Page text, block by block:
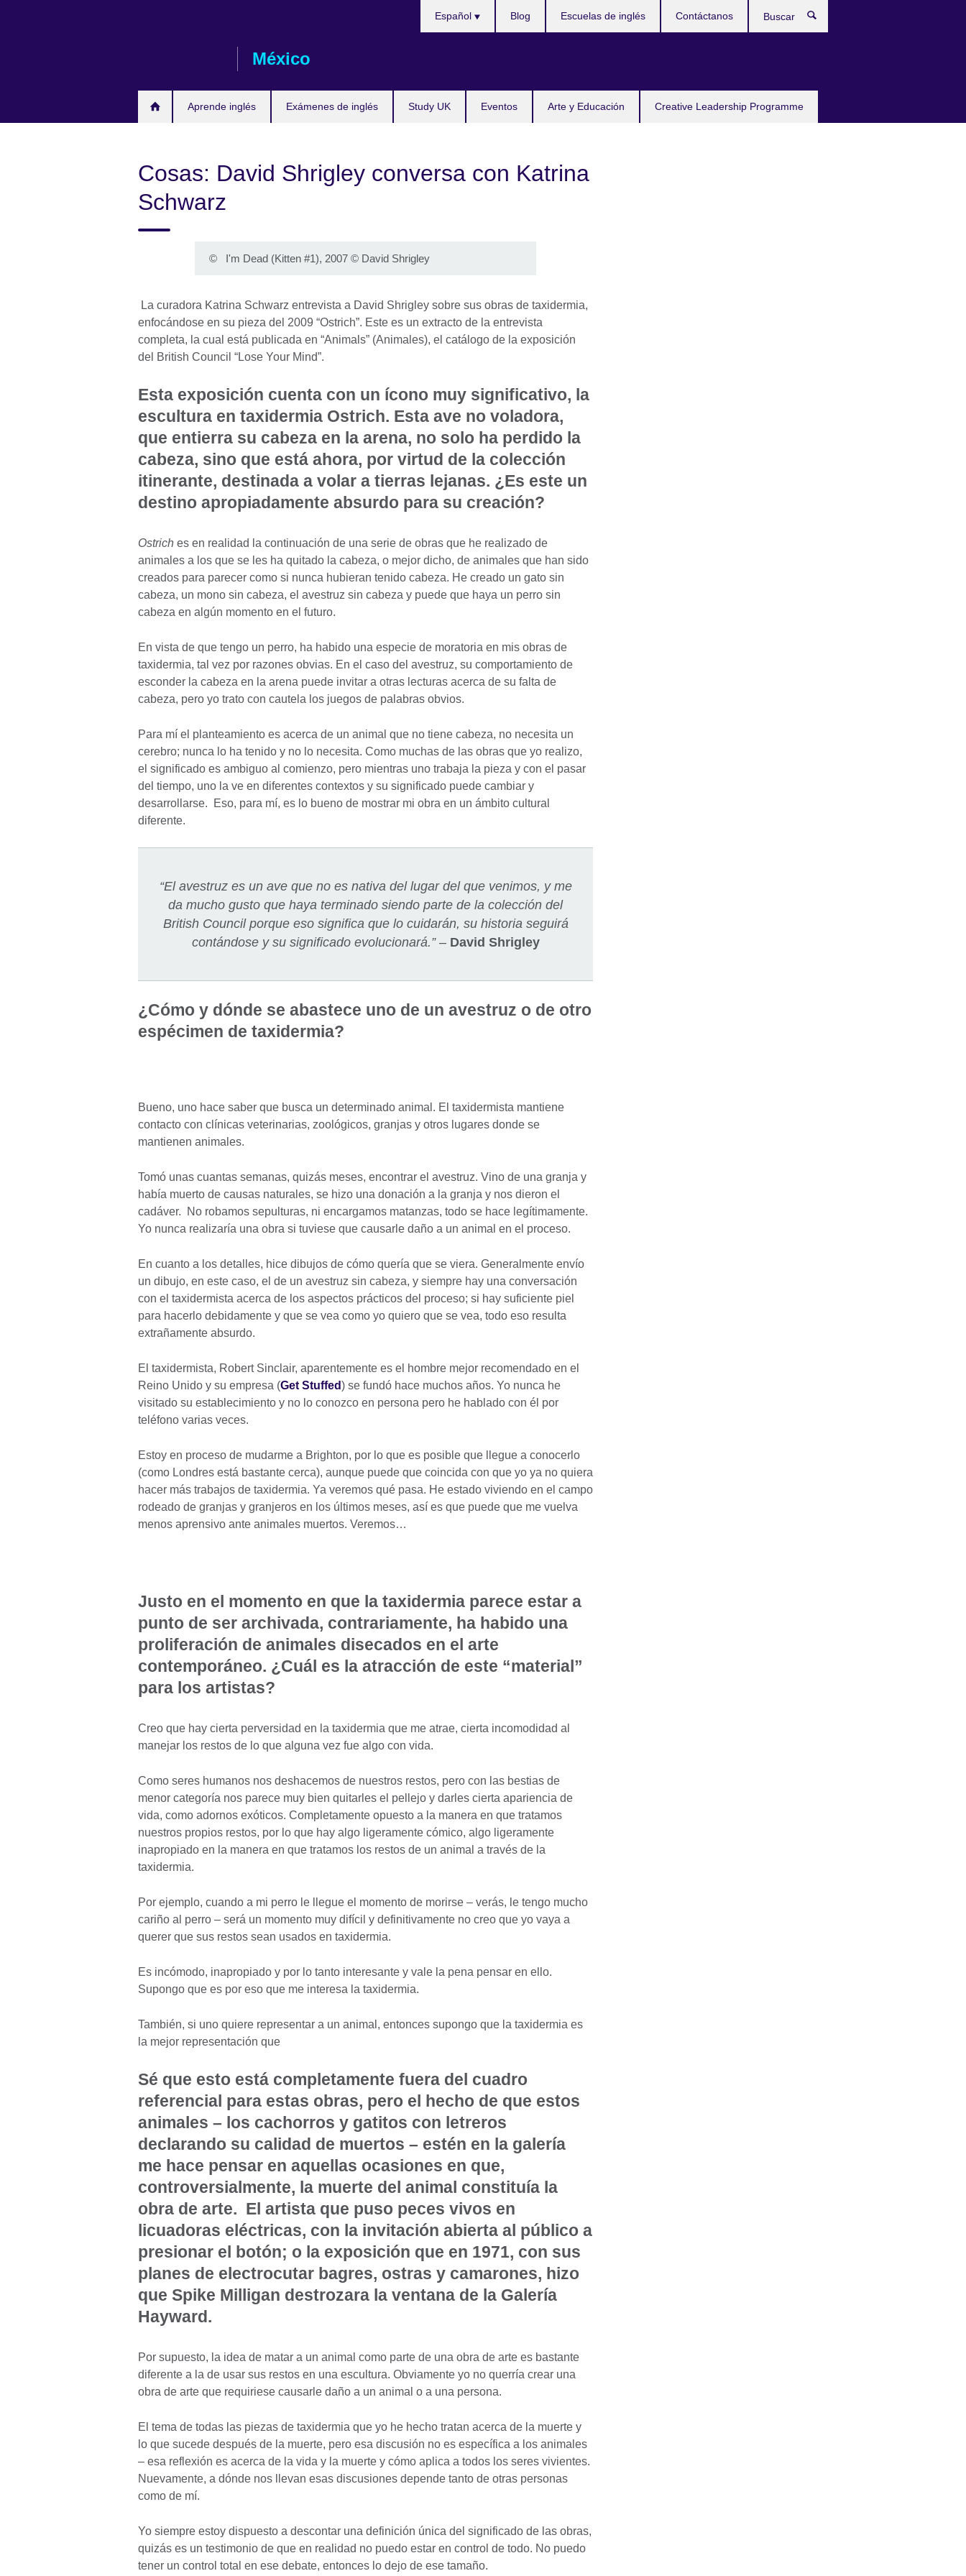
México
Aprende inglés Exámenes de inglés Study UK Eventos Arte y Educación Creative Leadership Programme
Español Blog Escuelas de inglés Contáctanos
Cosas: David Shrigley conversa con Katrina
Schwarz
© I'm Dead (Kitten #1), 2007 © David Shrigley
La curadora Katrina Schwarz entrevista a David Shrigley sobre sus obras de taxidermia,
enfocándose en su pieza del 2009 “Ostrich”. Este es un extracto de la entrevista
completa, la cual está publicada en “Animals” (Animales), el catálogo de la exposición
del British Council “Lose Your Mind”.
Esta exposición cuenta con un ícono muy significativo, la
escultura en taxidermia Ostrich. Esta ave no voladora,
que entierra su cabeza en la arena, no solo ha perdido la
cabeza, sino que está ahora, por virtud de la colección
itinerante, destinada a volar a tierras lejanas. ¿Es este un
destino apropiadamente absurdo para su creación?
Ostrich es en realidad la continuación de una serie de obras que he realizado de
animales a los que se les ha quitado la cabeza, o mejor dicho, de animales que han sido
creados para parecer como si nunca hubieran tenido cabeza. He creado un gato sin
cabeza, un mono sin cabeza, el avestruz sin cabeza y puede que haya un perro sin
cabeza en algún momento en el futuro.
En vista de que tengo un perro, ha habido una especie de moratoria en mis obras de
taxidermia, tal vez por razones obvias. En el caso del avestruz, su comportamiento de
esconder la cabeza en la arena puede invitar a otras lecturas acerca de su falta de
cabeza, pero yo trato con cautela los juegos de palabras obvios.
Para mí el planteamiento es acerca de un animal que no tiene cabeza, no necesita un
cerebro; nunca lo ha tenido y no lo necesita. Como muchas de las obras que yo realizo,
el significado es ambiguo al comienzo, pero mientras uno trabaja la pieza y con el pasar
del tiempo, uno la ve en diferentes contextos y su significado puede cambiar y
desarrollarse. Eso, para mí, es lo bueno de mostrar mi obra en un ámbito cultural
diferente.
“El avestruz es un ave que no es nativa del lugar del que venimos, y me
da mucho gusto que haya terminado siendo parte de la colección del
British Council porque eso significa que lo cuidarán, su historia seguirá
contándose y su significado evolucionará.”– David Shrigley
¿Cómo y dónde se abastece uno de un avestruz o de otro
espécimen de taxidermia?
Bueno, uno hace saber que busca un determinado animal. El taxidermista mantiene
contacto con clínicas veterinarias, zoológicos, granjas y otros lugares donde se
mantienen animales.
Tomó unas cuantas semanas, quizás meses, encontrar el avestruz. Vino de una granja y
había muerto de causas naturales, se hizo una donación a la granja y nos dieron el
cadáver. No robamos sepulturas, ni encargamos matanzas, todo se hace legítimamente.
Yo nunca realizaría una obra si tuviese que causarle daño a un animal en el proceso.
En cuanto a los detalles, hice dibujos de cómo quería que se viera. Generalmente envío
un dibujo, en este caso, el de un avestruz sin cabeza, y siempre hay una conversación
con el taxidermista acerca de los aspectos prácticos del proceso; si hay suficiente piel
para hacerlo debidamente y que se vea como yo quiero que se vea, todo eso resulta
extrañamente absurdo.
El taxidermista, Robert Sinclair, aparentemente es el hombre mejor recomendado en el
Reino Unido y su empresa (Get Stuffed) se fundó hace muchos años. Yo nunca he
visitado su establecimiento y no lo conozco en persona pero he hablado con él por
teléfono varias veces.
Estoy en proceso de mudarme a Brighton, por lo que es posible que llegue a conocerlo
(como Londres está bastante cerca), aunque puede que coincida con que yo ya no quiera
hacer más trabajos de taxidermia. Ya veremos qué pasa. He estado viviendo en el campo
rodeado de granjas y granjeros en los últimos meses, así es que puede que me vuelva
menos aprensivo ante animales muertos. Veremos…
Justo en el momento en que la taxidermia parece estar a
punto de ser archivada, contrariamente, ha habido una
proliferación de animales disecados en el arte
contemporáneo. ¿Cuál es la atracción de este “material”
para los artistas?
Creo que hay cierta perversidad en la taxidermia que me atrae, cierta incomodidad al
manejar los restos de lo que alguna vez fue algo con vida.
Como seres humanos nos deshacemos de nuestros restos, pero con las bestias de
menor categoría nos parece muy bien quitarles el pellejo y darles cierta apariencia de
vida, como adornos exóticos. Completamente opuesto a la manera en que tratamos
nuestros propios restos, por lo que hay algo ligeramente cómico, algo ligeramente
inapropiado en la manera en que tratamos los restos de un animal a través de la
taxidermia.
Por ejemplo, cuando a mi perro le llegue el momento de morirse – verás, le tengo mucho
cariño al perro – será un momento muy difícil y definitivamente no creo que yo vaya a
querer que sus restos sean usados en taxidermia.
Es incómodo, inapropiado y por lo tanto interesante y vale la pena pensar en ello.
Supongo que es por eso que me interesa la taxidermia.
También, si uno quiere representar a un animal, entonces supongo que la taxidermia es
la mejor representación que
Sé que esto está completamente fuera del cuadro
referencial para estas obras, pero el hecho de que estos
animales – los cachorros y gatitos con letreros
declarando su calidad de muertos – estén en la galería
me hace pensar en aquellas ocasiones en que,
controversialmente, la muerte del animal constituía la
obra de arte. El artista que puso peces vivos en
licuadoras eléctricas, con la invitación abierta al público a
presionar el botón; o la exposición que en 1971, con sus
planes de electrocutar bagres, ostras y camarones, hizo
que Spike Milligan destrozara la ventana de la Galería
Hayward.
Por supuesto, la idea de matar a un animal como parte de una obra de arte es bastante
diferente a la de usar sus restos en una escultura. Obviamente yo no querría crear una
obra de arte que requiriese causarle daño a un animal o a una persona.
El tema de todas las piezas de taxidermia que yo he hecho tratan acerca de la muerte y
lo que sucede después de la muerte, pero esa discusión no es específica a los animales
– esa reflexión es acerca de la vida y la muerte y cómo aplica a todos los seres vivientes.
Nuevamente, a dónde nos llevan esas discusiones depende tanto de otras personas
como de mí.
Yo siempre estoy dispuesto a descontar una definición única del significado de las obras,
quizás es un testimonio de que en realidad no puedo estar en control de todo. No puedo
tener un control total en ese debate, entonces lo dejo de ese tamaño.